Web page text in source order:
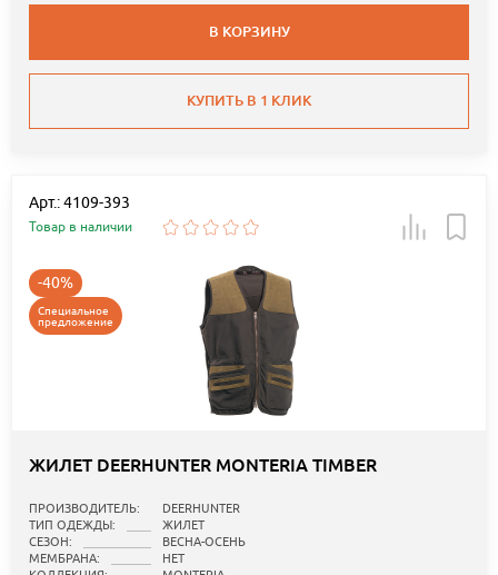
В КОРЗИНУ
КУПИТЬ В 1 КЛИК
Арт.: 4109-393
Товар в наличии
-40%
Специальное
предложение
ЖИЛЕТ DEERHUNTER MONTERIA TIMBER
ПРОИЗВОДИТЕЛЬ:
DEERHUNTER
ТИП ОДЕЖДЫ:
ЖИЛЕТ
СЕЗОН:
ВЕСНА-ОСЕНЬ
МЕМБРАНА:
НЕТ